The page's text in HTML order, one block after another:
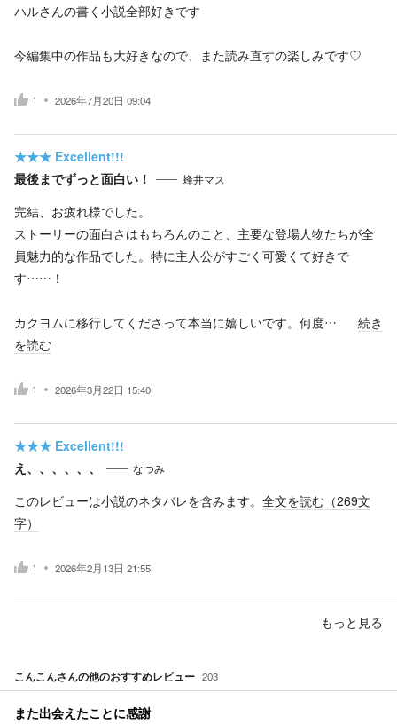
ハルさんの書く小説全部好きです
今編集中の作品も大好きなので、また読み直すの楽しみです♡
1 2026年7月20日 09:04
★★★ Excellent!!!
最後までずっと面白い！
蜂井マス
完結、お疲れ様でした。
ストーリーの面白さはもちろんのこと、主要な登場人物たちが全
員魅力的な作品でした。特に主人公がすごく可愛くて好きで
す……！
カクヨムに移行してくださって本当に嬉しいです。何度…
続き
を読む
1 2026年3月22日 15:40
★★★ Excellent!!!
え、、、、、、
なつみ
このレビューは小説のネタバレを含みます。 全文を読む（269文
字）
1 2026年2月13日 21:55
もっと見る
こんこんさんの他のおすすめレビュー 203
また出会えたことに感謝